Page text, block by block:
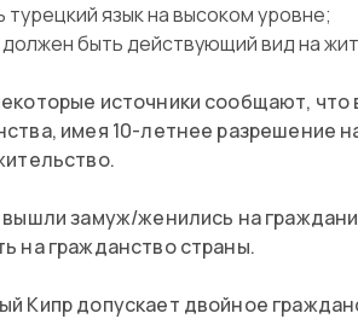
турецкий язык на высоком уровне;
должен быть действующий вид на
источники сообщают,
имея 10-летнее разрешение
вышли замуж/женились на
на гражданство страны.
Кипр допускает двойное